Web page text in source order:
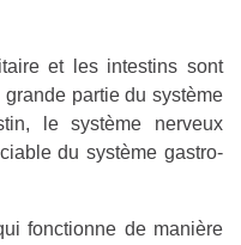
et les intestins sont
grande partie du système
le système nerveux
du système gastro-
fonctionne de manière